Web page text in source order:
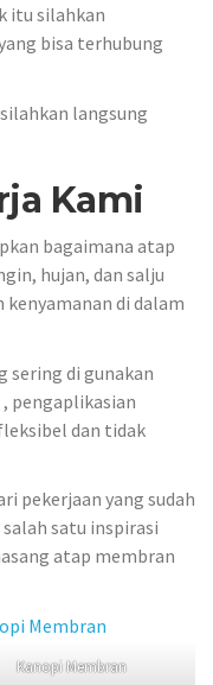
itu silahkan
bisa terhubung
langsung
Kami
bagaimana atap
hujan, dan salju
kenyamanan di dalam
sering di gunakan
pengaplikasian
dan tidak
pekerjaan yang sudah
satu inspirasi
atap membran
Kanopi Membran